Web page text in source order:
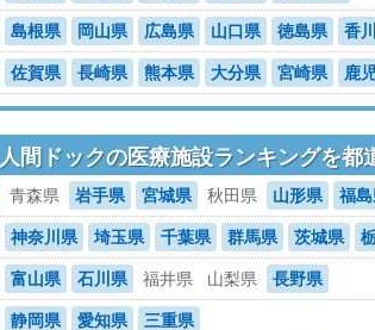
島根県 岡山県 広島県 山口県 徳島県 香
佐賀県 長崎県 熊本県 大分県 宮崎県 鹿
人間ドックの医療施設ランキングを都
青森県 岩手県 宮城県 秋田県 山形県 福
神奈川県 埼玉県 千葉県 群馬県 茨城県
富山県 石川県 福井県 山梨県 長野県
静岡県 愛知県 三重県